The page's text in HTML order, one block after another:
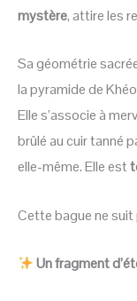
mystère, attire les
Sa géométrie
la pyramide de
Elle s’associe à
brûlé au cuir tanné
elle-même. Elle est
Cette bague ne suit
Un fragment